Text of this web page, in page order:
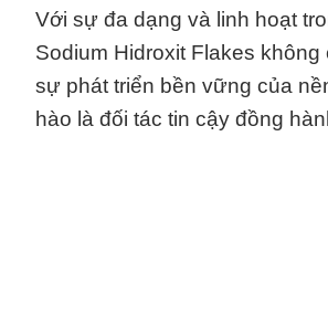
Với sự đa dạng và linh hoạt
Sodium Hidroxit Flakes
sự phát triển bền vững của
hào là đối tác tin cậy đồng